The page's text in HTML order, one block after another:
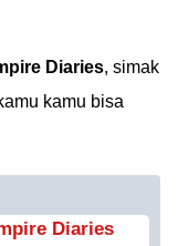
Diaries, simak
kamu bisa
Diaries